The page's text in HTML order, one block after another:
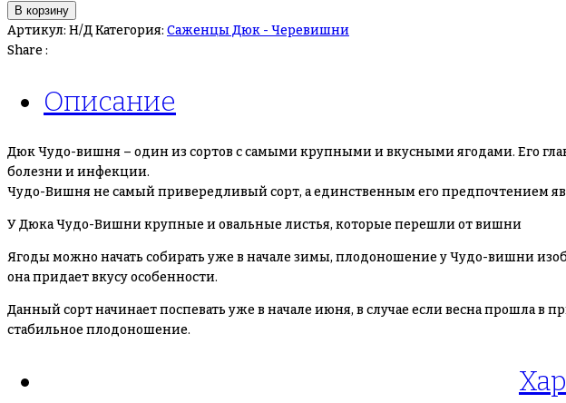
В корзину
Артикул: Н/ДКатегория: Саженцы Дюк - Черевишни
Share :
Описание
Дюк Чудо-вишня – один из сортов с самыми крупными и вкусными ягодами. Его
болезни и инфекции.
Чудо-Вишня не самый привередливый сорт, а единственным его предпочтением
У Дюка Чудо-Вишни крупные и овальные листья, которые перешли от вишни
Ягоды можно начать собирать уже в начале зимы, плодоношение у Чудо-вишни
она придает вкусу особенности.
Данный сорт начинает поспевать уже в начале июня, в случае если весна прошла в
стабильное плодоношение.